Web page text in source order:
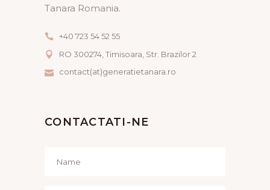
Tanara Romania.
+40 723 54 52 55
RO 300274, Timisoara, Str. Brazilor 2
contact(at)generatietanara.ro
CONTACTATI-NE